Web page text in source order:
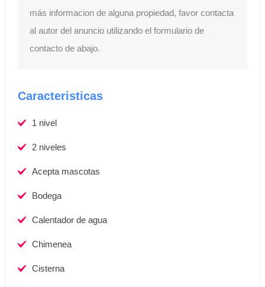
más informacion de alguna propiedad, favor contacta
al autor del anuncio utilizando el formulario de
contacto de abajo.
Caracteristicas
1 nivel
2 niveles
Acepta mascotas
Bodega
Calentador de agua
Chimenea
Cisterna